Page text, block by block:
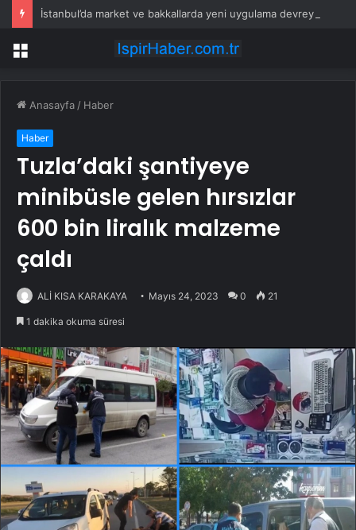
Menü
Anasayfa / Haber
Haber
Tuzla’daki şantiyeye
minibüsle gelen hırsızlar
600 bin liralık malzeme
çaldı
ALİ KISA KARAKAYA Mayıs 24, 2023 0 21
1 dakika okuma süresi